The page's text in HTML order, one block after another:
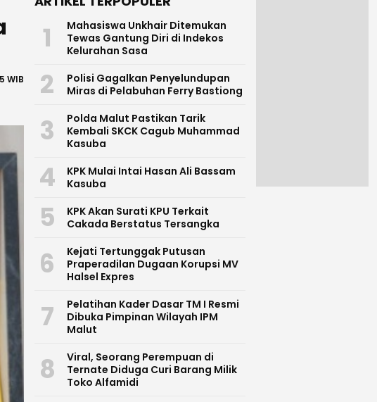
WIB
1
Mahasiswa Unkhair Ditemukan
Tewas Gantung Diri di Indekos
Kelurahan Sasa
2
Polisi Gagalkan Penyelundupan
Miras di Pelabuhan Ferry Bastiong
3
Polda Malut Pastikan Tarik
Kembali SKCK Cagub Muhammad
Kasuba
4
KPK Mulai Intai Hasan Ali Bassam
Kasuba
5
KPK Akan Surati KPU Terkait
Cakada Berstatus Tersangka
6
Kejati Tertunggak Putusan
Praperadilan Dugaan Korupsi MV
Halsel Expres
7
Pelatihan Kader Dasar TM I Resmi
Dibuka Pimpinan Wilayah IPM
Malut
8
Viral, Seorang Perempuan di
Ternate Diduga Curi Barang Milik
Toko Alfamidi